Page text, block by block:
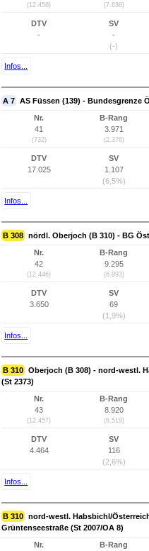
(12.456) (7.638)
DTV
-
SV
-
(-)
Infos...
A 7 AS Füssen (139) - Bundesgrenze
Nr.
41
(732)
B-Rang
3.971
(2.376)
DTV
17.025
SV
1.107
(6,5%)
Infos...
B 308 nördl. Oberjoch (B 310) - BG
Nr.
42
(12.446)
B-Rang
9.295
(6.893)
DTV
3.650
SV
69
(1,9%)
Infos...
B 310 Oberjoch (B 308) - nord-westl.
(St 2373)
Nr.
43
(12.457)
B-Rang
8.920
(6.519)
DTV
4.464
SV
116
(2,6%)
Infos...
B 310 nord-westl. Habsbichl/
Grüntenseestraße (St 2007/OA 8)
Nr.
B-Rang